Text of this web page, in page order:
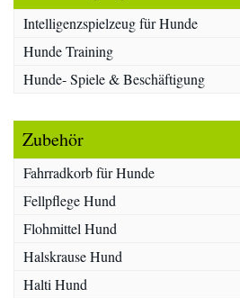
Intelligenzspielzeug für Hunde
Hunde Training
Hunde- Spiele & Beschäftigung
Zubehör
Fahrradkorb für Hunde
Fellpflege Hund
Flohmittel Hund
Halskrause Hund
Halti Hund